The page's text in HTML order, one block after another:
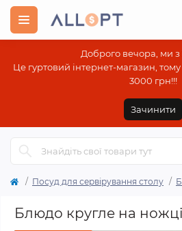
Доброго вечора, ми з
Це гуртовий інтернет-магазин,
3000 грн!!!
Зачинити
Посуд для сервірування столу
Блюдо кругле на ножці